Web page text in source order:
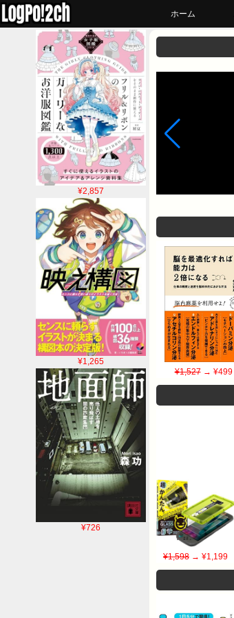
ホーム
¥2,857
¥1,265
¥726
¥1,527→ ¥499
¥1,598 → ¥1,199